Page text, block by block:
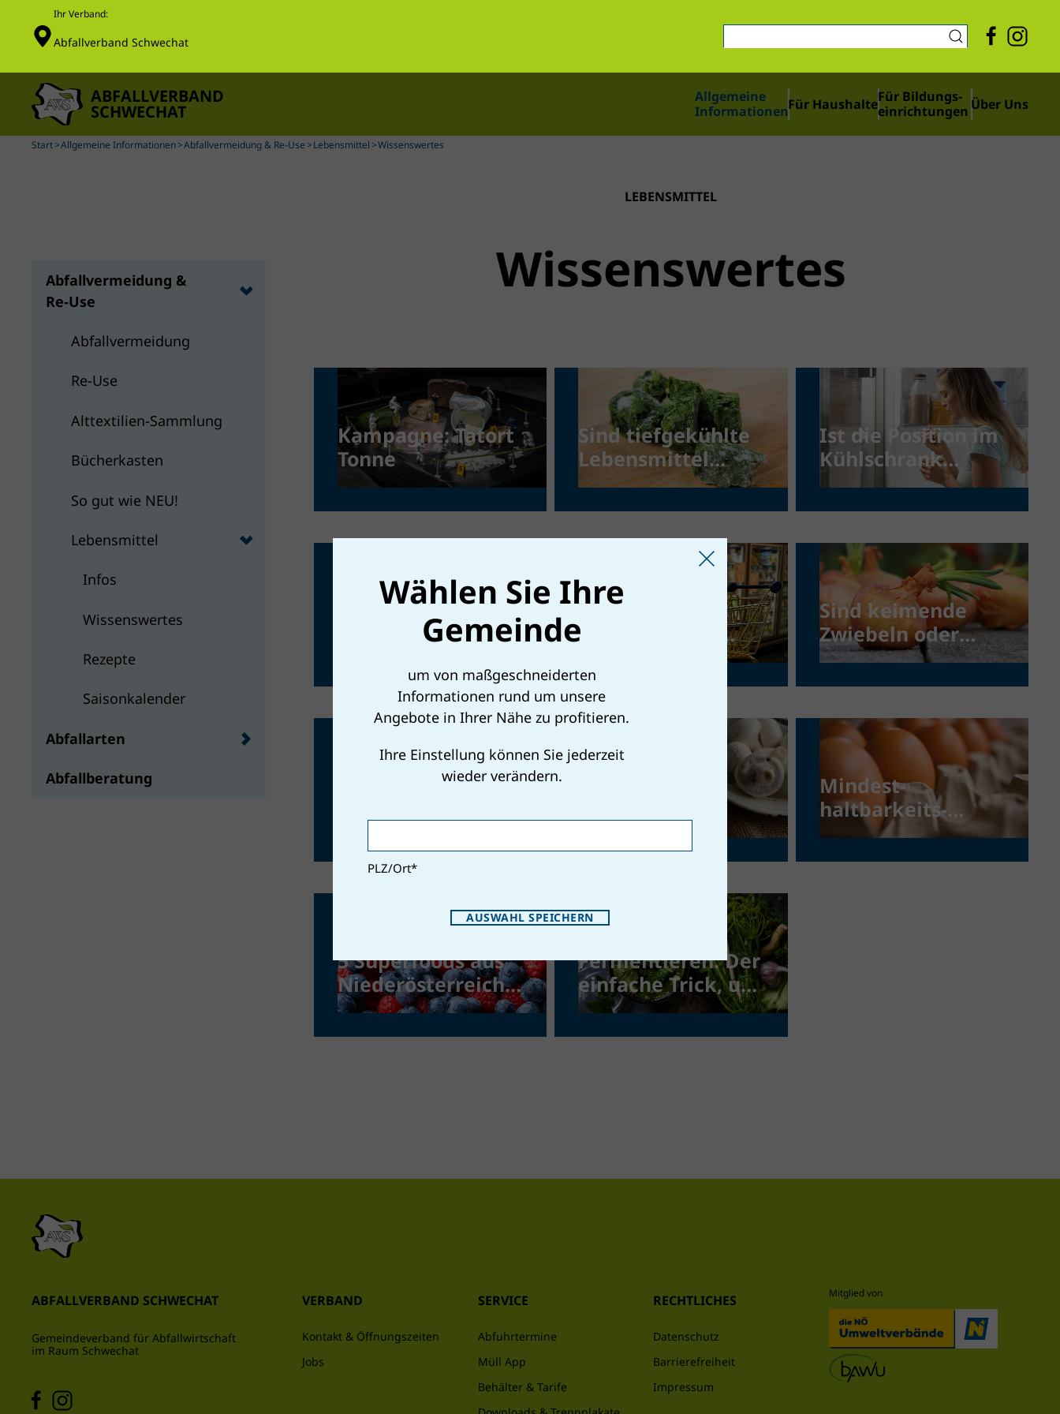
Skip to main content
Ihr Verband:
Abfallverband Schwechat
Allgemeine
InformationenFür HaushalteFür Bildungs­­
einrichtungen Über Uns
Start Allgemeine Informationen Abfallvermeidung & Re-Use Lebensmittel Wissenswertes
Abfallvermeidung &
Re-Use
Abfallvermeidung
Re-Use
Alttextilien-Sammlung
Bücherkasten
So gut wie NEU!
Lebensmittel
Infos
Wissenswertes
Rezepte
Saisonkalender
Abfallarten
Abfallberatung
LEBENSMITTEL
Wissens­wertes
Kampagne: Tatort
Tonne
Sind tiefgekühlte
Lebensmittel
wirklich
unbegrenzt
Ist die Position im
Kühlschrank
wichtig für die
Haltbarkeit von
Beeinflussen Äpfel
den Reifeprozess
Obstsorten?
Kauft man
wirklich mehr,
hungrig einkaufen
geht?
Sind keimende
Zwiebeln oder
Knoblauch noch
genießbar?
Darf man Spinat
aufwärmen?
Mindest­
haltbarkeits­
datum (MHD) –
auch
5 Superfoods aus
Niederösterreich,
die man kennen
sollte
Fermentieren: Der
einfache Trick, um
Gemüse
nachhaltig und
ABFALLVERBAND SCHWECHAT
Gemeindeverband für Abfallwirtschaft
im Raum Schwechat
VERBAND
Kontakt & Öffnungszeiten
Jobs
SERVICE
Abfuhrtermine
Müll App
Behälter & Tarife
RECHTLICHES
Datenschutz
Barrierefreiheit
Impressum
Wählen Sie Ihre
Gemeinde
um von maßgeschneiderten
Informationen rund um unsere
Angebote in Ihrer Nähe zu profitieren.
Ihre Einstellung können Sie jederzeit
wieder verändern.
PLZ/Ort*
AUSWAHL SPEICHERN